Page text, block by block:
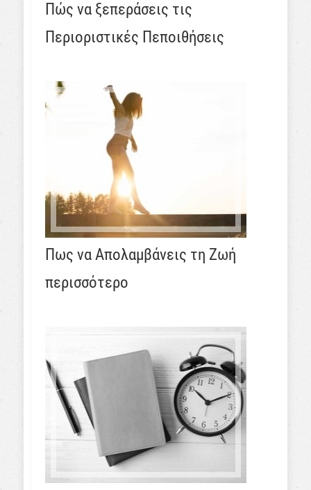
Πώς να ξεπεράσεις τις
Περιοριστικές Πεποιθήσεις
Πως να Απολαμβάνεις τη Ζωή
περισσότερο